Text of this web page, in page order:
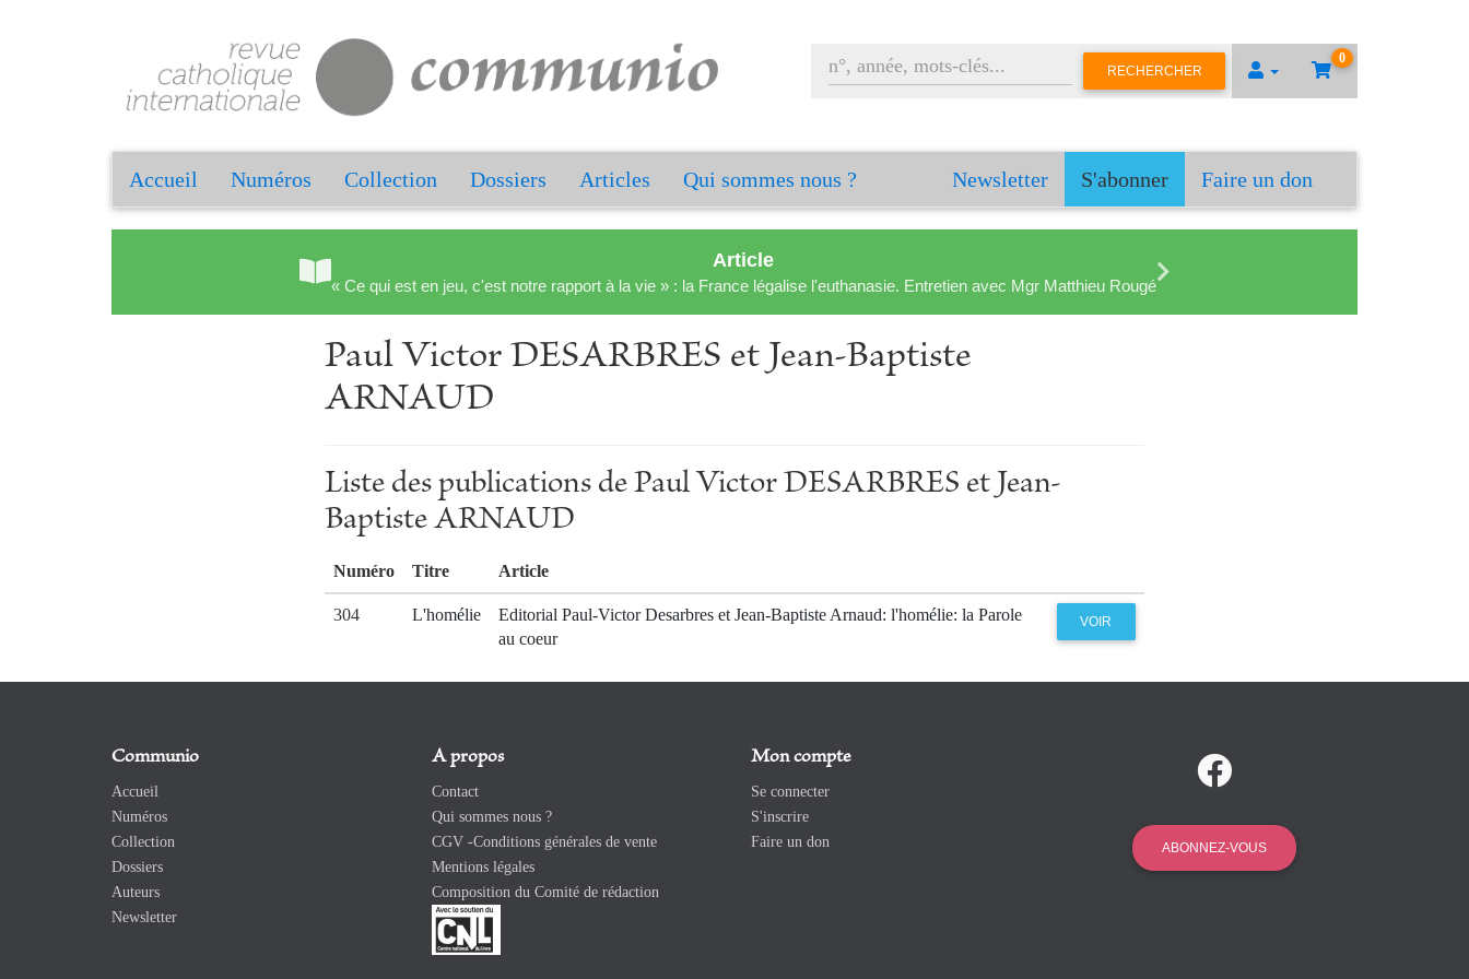
0
RECHERCHER
Accueil Numéros Collection Dossiers Articles Qui sommes nous ? Newsletter S'abonner Faire un don
Article
« Ce qui est en jeu, c'est notre rapport à la vie » : la France légalise l'euthanasie. Entretien avec Mgr Matthieu Rougé
Paul Victor DESARBRES et Jean-Baptiste
ARNAUD
Liste des publications de Paul Victor DESARBRES et Jean-
Baptiste ARNAUD
Numéro Titre Article
304 L'homélie
Editorial Paul-Victor Desarbres et Jean-Baptiste Arnaud: l'homélie: la Parole
au coeur
VOIR
Communio
Accueil
Numéros
Collection
Dossiers
Auteurs
Newsletter
A propos
Contact
Qui sommes nous ?
CGV -Conditions générales de vente
Mentions légales
Composition du Comité de rédaction
Mon compte
Se connecter
S'inscrire
Faire un don
ABONNEZ-VOUS